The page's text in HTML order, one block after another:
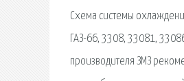
Схема системы
ГАЗ-66, 3308, 33081,
производителя ЗМЗ